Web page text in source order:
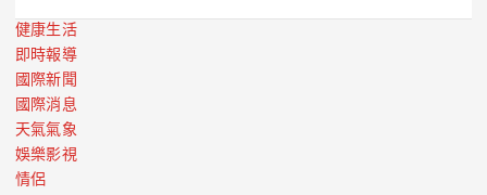
健康生活
即時報導
國際新聞
國際消息
天氣氣象
娛樂影視
情侶